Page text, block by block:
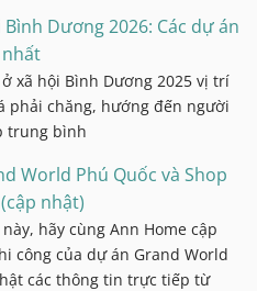
Dương 2026: Các dự án
xã hội Bình Dương 2025 vị trí
phải chăng, hướng đến người
trung bình
World Phú Quốc và Shop
nhật)
hãy cùng Ann Home cập
công của dự án Grand World
các thông tin trực tiếp từ